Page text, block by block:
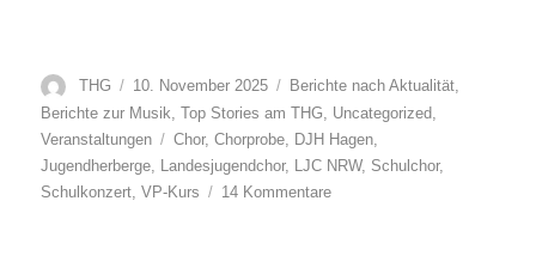
Autor
THG
Veröffentlicht
am
10. November 2025 Kategorien
Berichte nach Aktualität,
Berichte zur Musik ,Top Stories am THG Uncategorized
Veranstaltungen
Schlagwörter
Chor,Chorprobe DJH Hagen
Jugendherberge Landesjugendchor, LJC NRW, Schulchor,
Schulkonzert ,VP-Kurs 14 Kommentarezu